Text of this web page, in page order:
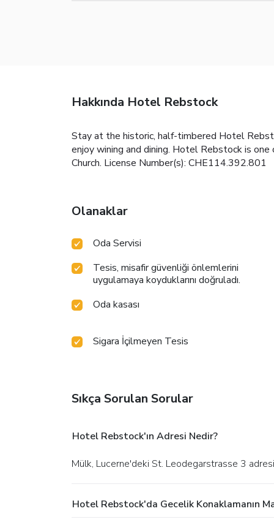
Hakkında Hotel Rebstock
Stay at the historic, half-timbered Hotel
enjoy wining and dining. Hotel Rebstock is
Church. License Number(s): CHE114.392.801
Olanaklar
Oda Servisi
Tesis, misafir güvenliği önlemlerini
uygulamaya koyduklarını doğruladı.
Oda kasası
Sigara İçilmeyen Tesis
Sıkça Sorulan Sorular
Hotel Rebstock'ın Adresi Nedir?
Mülk, Lucerne'deki St. Leodegarstrasse 3
Hotel Rebstock'da Gecelik Konaklamanın